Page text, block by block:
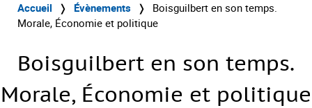
Accueil ❭ Évènements ❭
Boisguilbert en son temps.
Morale, Économie et politique
Boisguilbert en son temps.
Morale, Économie et politique